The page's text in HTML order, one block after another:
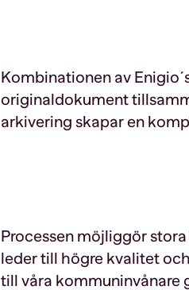
Kombinationen av
originaldokument
arkivering skapar en
Processen möjliggör
leder till högre kvalitet
till våra kommuninvånare